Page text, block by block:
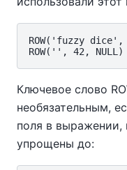
ROW('fuzzy
Ключевое слово
необязательным,
поля в выражении,
упрощены до: